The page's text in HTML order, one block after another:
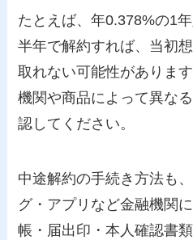
たとえば、年0.378%の1
半年で解約すれば、当初
取れない可能性がありま
機関や商品によって異な
認してください。
中途解約の手続き方法も
グ・アプリなど金融機関
帳・届出印・本人確認書